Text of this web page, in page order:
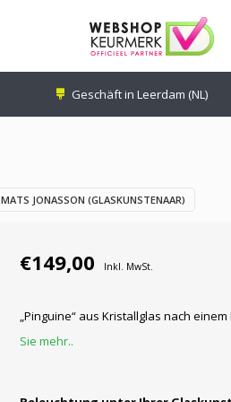
Geschäft in Leerdam (NL)
MATS JONASSON (GLASKUNSTENAAR)
€149,00 Inkl. MwSt.
„Pinguine“ aus Kristallglas nach
Sie mehr..